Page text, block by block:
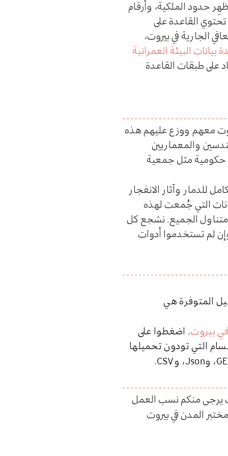
حدود الملكية، وأرقام
الطرق، والمعالم، محدّثة وفقاً لآخر استبيان أجري عام 2019. كما تحتوي القاعدة على
الجارية في بيروت،
بيانات البيئة العمرانية
على طبقات القاعدة
معهم ووزع عليهم هذه
والمعماريين
مثل جمعية
للدمار وآثار الانفجار
التي جُمعت لهذه
متناول الجميع. نشجع كل
لم تستخدموا أدوات
المتوفرة هي
بيروت. اضغطوا على
التي تودون تحميلها
، وJson، و CSV
.
يرجى منكم نسب العمل
المدن في بيروت